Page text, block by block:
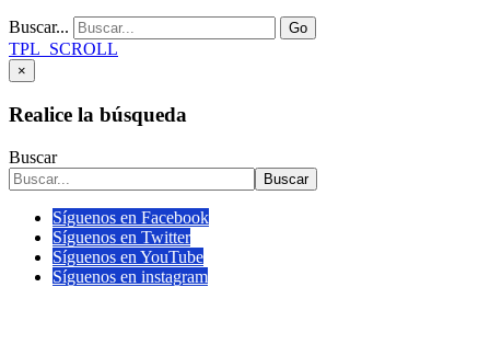
Buscar... Go
TPL_SCROLL
×
Realice la búsqueda
Buscar
Buscar
Síguenos en Facebook
Síguenos en Twitter
Síguenos en YouTube
Síguenos en instagram